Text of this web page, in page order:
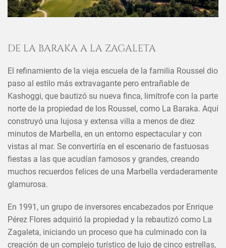
DE LA BARAKA A LA ZAGALETA
El refinamiento de la vieja escuela de la familia Roussel dio
paso al estilo más extravagante pero entrañable de
Kashoggi, que bautizó su nueva finca, limítrofe con la parte
norte de la propiedad de los Roussel, como La Baraka. Aquí
construyó una lujosa y extensa villa a menos de diez
minutos de Marbella, en un entorno espectacular y con
vistas al mar. Se convertiría en el escenario de fastuosas
fiestas a las que acudían famosos y grandes, creando
muchos recuerdos felices de una Marbella verdaderamente
glamurosa.
En 1991, un grupo de inversores encabezados por Enrique
Pérez Flores adquirió la propiedad y la rebautizó como La
Zagaleta, iniciando un proceso que ha culminado con la
creación de un complejo turístico de lujo de cinco estrellas,
EN